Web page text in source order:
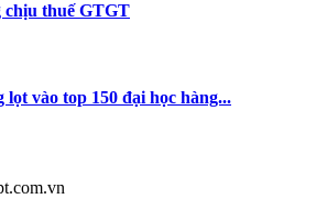
chịu thuế GTGT
vào top 150 đại học hàng...